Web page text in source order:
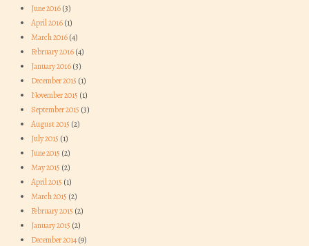
June 2016(3)
April 2016(1)
March 2016(4)
February 2016(4)
January 2016(3)
December 2015 (1)
November 2015 (1)
September 2015 (3)
August 2015 (2)
July 2015 (1)
June 2015 (2)
May 2015 (2)
April 2015 (1)
March 2015 (2)
February 2015 (2)
January 2015 (2)
December 2014(9)